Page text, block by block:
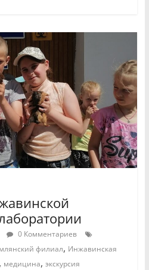
0 Комментариев
филиал, Инжавинская
, медицина, экскурсия